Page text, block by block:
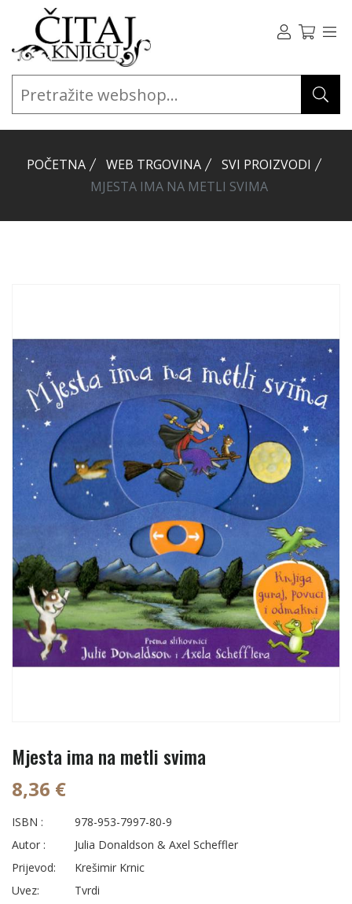
POČETNA WEB TRGOVINA
SVI PROIZVODI
MJESTA IMA NA METLI SVIMA
Mjesta ima na metli svima
8,36 €
ISBN :
978-953-7997-80-9
Autor :
Julia Donaldson & Axel Scheffler
Prijevod:
Krešimir Krnic
Uvez:
Tvrdi